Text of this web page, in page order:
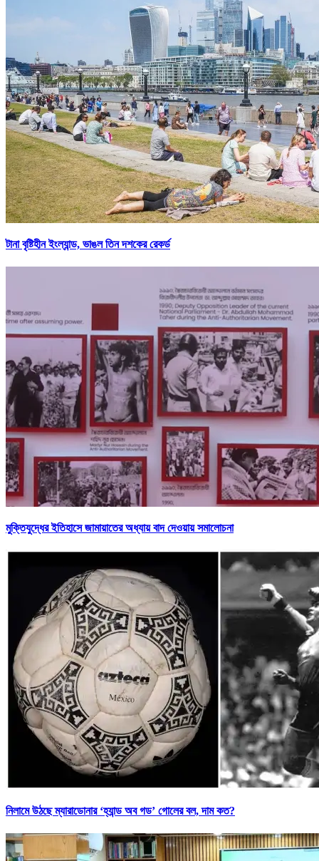
টানা বৃষ্টিহীন ইংল্যান্ড, ভাঙল তিন দশকের রেকর্ড
মুক্তিযুদ্ধের ইতিহাসে জামায়াতের অধ্যায় বাদ দেওয়ায় সমালোচনা
নিলামে উঠছে ম্যারাডোনার ‘হ্যান্ড অব গড’ গোলের বল, দাম কত?